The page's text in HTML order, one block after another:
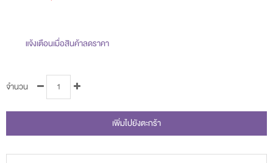
แจ้งเตือนเมื่อสินค้าลดราคา
จำนวน
เพิ่มไปยังตะกร้า